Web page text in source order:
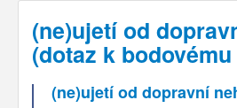
(ne)ujetí od
(dotaz k
(ne)ujetí od dopravní